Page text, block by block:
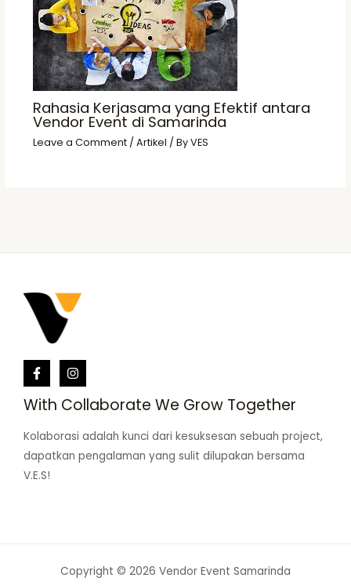
Rahasia Kerjasama yang Efektif antara
Vendor Event di Samarinda
Leave a Comment / Artikel / ByVES
With Collaborate We Grow Together
Kolaborasi adalah kunci dari kesuksesan sebuah project,
dapatkan pengalaman yang sulit dilupakan bersama
V.E.S!
Copyright © 2026 Vendor Event Samarinda